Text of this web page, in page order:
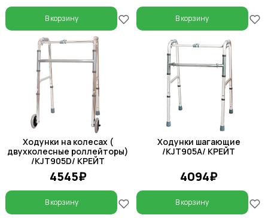
В корзину В корзину
Ходунки на колесах (
двухколесные роллейторы)
/KJT905D/ КРЕЙТ
4545₽
В корзину
Ходунки шагающие
/KJT905A/ КРЕЙТ
4094₽
В корзину